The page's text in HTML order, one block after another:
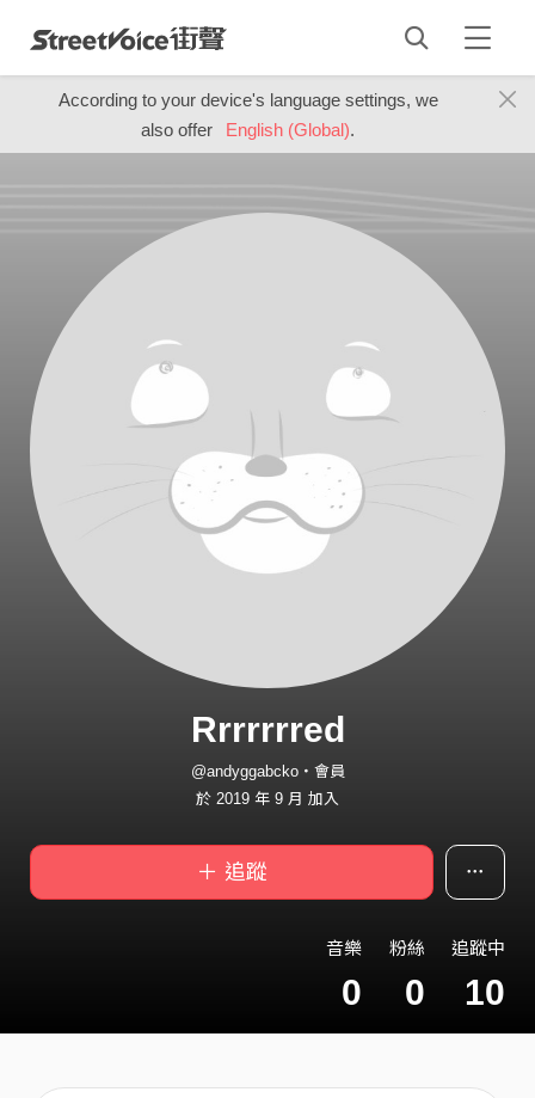
According to your device's language settings, we
also offer
English (Global).
Rrrrrrred
@andyggabcko・會員
於 2019 年 9 月 加入
＋ 追蹤
音樂
0
粉絲
0
追蹤中
10